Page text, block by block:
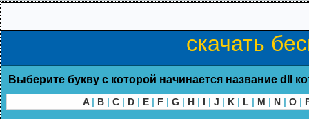
скачать
Выберите букву с которой начинается название dll
A | B | C | D | E | F | G | H | I | J | K | L | M | N | O |